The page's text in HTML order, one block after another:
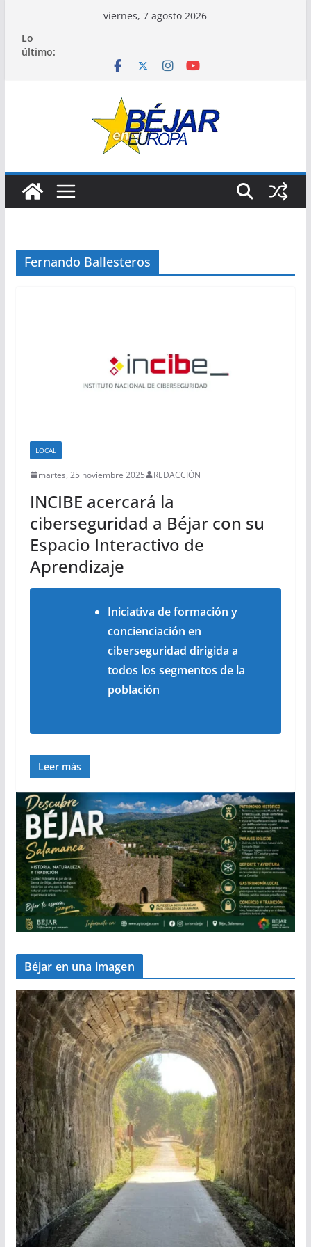
contenido
viernes, 7 agosto 2026
Lo
último:
Fernando Ballesteros
LOCAL
martes, 25 noviembre 2025 REDACCIÓN
INCIBE acercará la
ciberseguridad a Béjar con su
Espacio Interactivo de
Aprendizaje
Iniciativa de formación y
concienciación en
ciberseguridad dirigida a
todos los segmentos de la
población
Leer más
Béjar en una imagen